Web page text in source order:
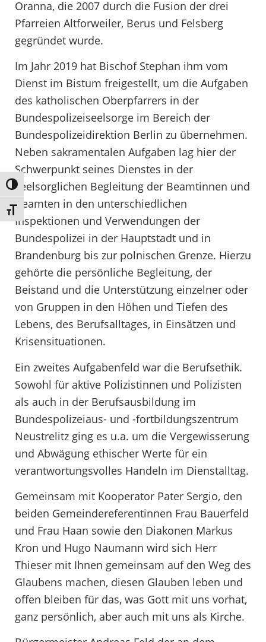
Umschalten auf hohe Kontraste
Schrift vergrößern
Oranna, die 2007 durch die Fusion der drei
Pfarreien Altforweiler, Berus und Felsberg
gegründet wurde.
Im Jahr 2019 hat Bischof Stephan ihm vom
Dienst im Bistum freigestellt, um die Aufgaben
des katholischen Oberpfarrers in der
Bundespolizeiseelsorge im Bereich der
Bundespolizeidirektion Berlin zu übernehmen.
Neben sakramentalen Aufgaben lag hier der
Schwerpunkt seines Dienstes in der
seelsorglichen Begleitung der Beamtinnen und
Beamten in den unterschiedlichen
Inspektionen und Verwendungen der
Bundespolizei in der Hauptstadt und in
Brandenburg bis zur polnischen Grenze. Hierzu
gehörte die persönliche Begleitung, der
Beistand und die Unterstützung einzelner oder
von Gruppen in den Höhen und Tiefen des
Lebens, des Berufsalltages, in Einsätzen und
Krisensituationen.
Ein zweites Aufgabenfeld war die Berufsethik.
Sowohl für aktive Polizistinnen und Polizisten
als auch in der Berufsausbildung im
Bundespolizeiaus- und -fortbildungszentrum
Neustrelitz ging es u.a. um die Vergewisserung
und Abwägung ethischer Werte für ein
verantwortungsvolles Handeln im Dienstalltag.
Gemeinsam mit Kooperator Pater Sergio, den
beiden Gemeindereferentinnen Frau Bauerfeld
und Frau Haan sowie den Diakonen Markus
Kron und Hugo Naumann wird sich Herr
Thieser mit Ihnen gemeinsam auf den Weg des
Glaubens machen, diesen Glauben leben und
offen bleiben für das, was Gott mit uns vorhat,
ganz persönlich, aber auch mit uns als Kirche.